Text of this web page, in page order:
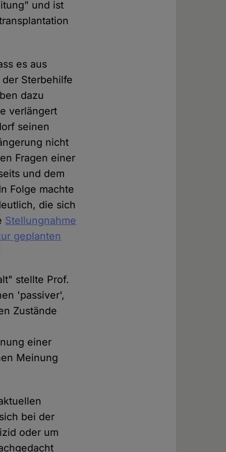
und ist
es aus
Sterbehilfe
dazu
verlängert
seinen
nicht
Fragen einer
und dem
Folge machte
die sich
Stellungnahme
geplanten
stellte Prof.
'passiver',
Zustände
einer
Meinung
bei der
oder um